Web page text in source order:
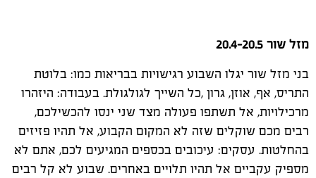
מזל שור 20.4-20.5
בני מזל שור יגלו השבוע רגישויות בבריאות כמו: בלוטת
התריס, אף, אוזן, גרון ,כל השייך לגולגולת. בעבודה: היזהרו
מרכילויות, אל תשתפו פעולה מצד שני ינסו להכשילכם,
רבים מכם שוקלים שזה לא המקום הקבוע, אל תהיו פזיזים
בהחלטות. עסקים: עיכובים בכספים המגיעים לכם, אתם לא
מספיק עקביים אל תהיו תלויים באחרים. שבוע לא קל רבים